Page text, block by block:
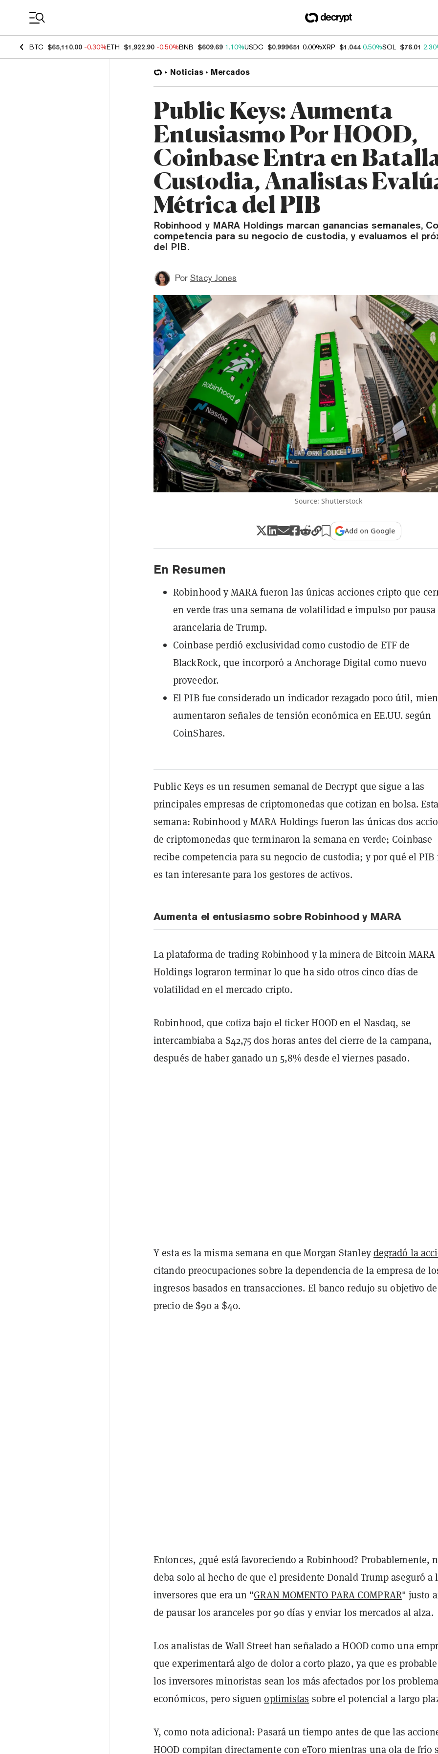
BTC $65,110.00 -0.30%ETH $1,922.90 -0.50%BNB $609.69 1.10%USDC $0.999651 0.00%XRP $1.044 0.50%SOL $76.01
Noticias Mercados
Public Keys: Aumenta
Entusiasmo Por HOOD,
Coinbase Entra en
Custodia, Analistas
Métrica del PIB
Robinhood y MARA Holdings marcan ganancias semanales,
competencia para su negocio de custodia, y evaluamos el
del PIB.
Por Stacy Jones
Source: Shutterstock
Add on Google
En Resumen
Robinhood y MARA fueron las únicas acciones cripto que
en verde tras una semana de volatilidad e impulso por pausa
arancelaria de Trump.
Coinbase perdió exclusividad como custodio de ETF de
BlackRock, que incorporó a Anchorage Digital como nuevo
proveedor.
El PIB fue considerado un indicador rezagado poco útil,
aumentaron señales de tensión económica en EE.UU. según
CoinShares.
Public Keys es un resumen semanal de Decrypt que sigue a las
principales empresas de criptomonedas que cotizan en bolsa. Esta
semana: Robinhood y MARA Holdings fueron las únicas dos
de criptomonedas que terminaron la semana en verde; Coinbase
recibe competencia para su negocio de custodia; y por qué el PIB
es tan interesante para los gestores de activos.
Aumenta el entusiasmo sobre Robinhood y MARA
La plataforma de trading Robinhood y la minera de Bitcoin MARA
Holdings lograron terminar lo que ha sido otros cinco días de
volatilidad en el mercado cripto.
Robinhood, que cotiza bajo el ticker HOOD en el Nasdaq, se
intercambiaba a $42,75 dos horas antes del cierre de la campana,
después de haber ganado un 5,8% desde el viernes pasado.
Y esta es la misma semana en que Morgan Stanleydegradó la
citando preocupaciones sobre la dependencia de la empresa de
ingresos basados en transacciones. El banco redujo su objetivo de
precio de $90 a $40.
Entonces, ¿qué está favoreciendo a Robinhood? Probablemente,
deba solo al hecho de que el presidente Donald Trump aseguró a
inversores que era un "GRAN MOMENTO PARA COMPRAR" justo
de pausar los aranceles por 90 días y enviar los mercados al alza.
Los analistas de Wall Street han señalado a HOOD como una
que experimentará algo de dolor a corto plazo, ya que es
los inversores minoristas sean los más afectados por los
económicos, pero siguenoptimistas sobre el potencial a largo
Y, como nota adicional: Pasará un tiempo antes de que las
HOOD compitan directamente con eToro mientras una ola de frío